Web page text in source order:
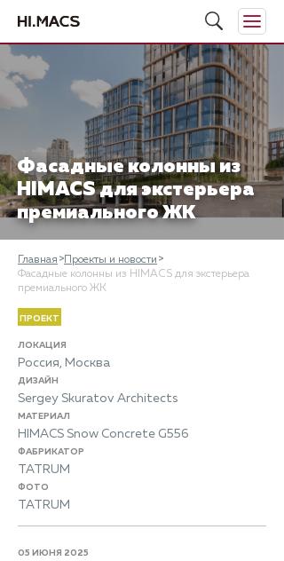
Фасадные колонны из
HIMACS для экстерьера
премиального ЖК
Главная
Проекты и новости
Фасадные колонны из HIMACS для экстерьера
премиального ЖК
ПРОЕКТ
ЛОКАЦИЯ
Россия, Москва
ДИЗАЙН
Sergey Skuratov Architects
МАТЕРИАЛ
HIMACS Snow Concrete G556
ФАБРИКАТОР
TATRUM
ФОТО
TATRUM
05 ИЮНЯ 2025